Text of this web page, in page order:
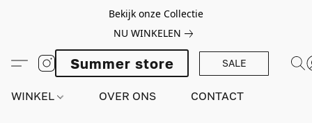
Bekijk onze Collectie
NU WINKELEN
Summer store SALE
WINKEL OVER ONS CONTACT